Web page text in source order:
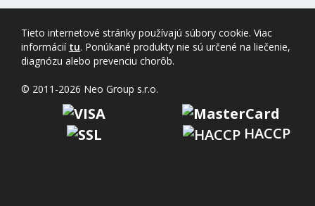
Tieto internetové stránky používajú súbory cookie. Viac
informácií tu. Ponúkané produkty nie sú určené na liečenie,
diagnózu alebo prevenciu chorôb.
© 2011-2026 Neo Group s.r.o.
HACCP